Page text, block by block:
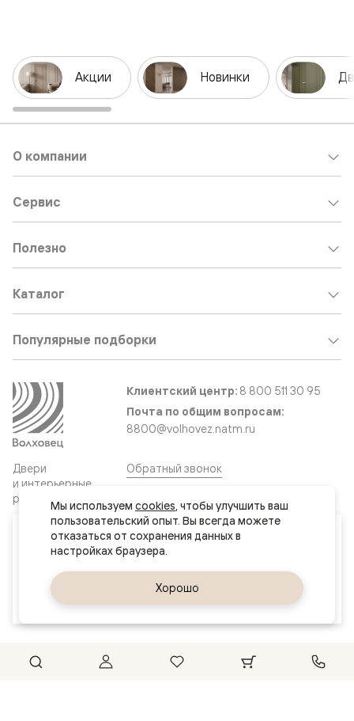
Ваш город
Акции Новинки
Двери
и интерьерные
решения
О компании
Сервис
Полезно
Каталог
Популярные подборки
Клиентский центр: 8 800 511 30 95
Почта по общим вопросам:
8800@volhovez.natm.ru
Обратный звонок
Сайт не является публичной офертой
Правовая информация
Дизайн сайта совместно с агентством
Супрематика
Мы используем cookies, чтобы улучшить ваш
пользовательский опыт. Вы всегда можете
отказаться от сохранения данных в
Хорошо